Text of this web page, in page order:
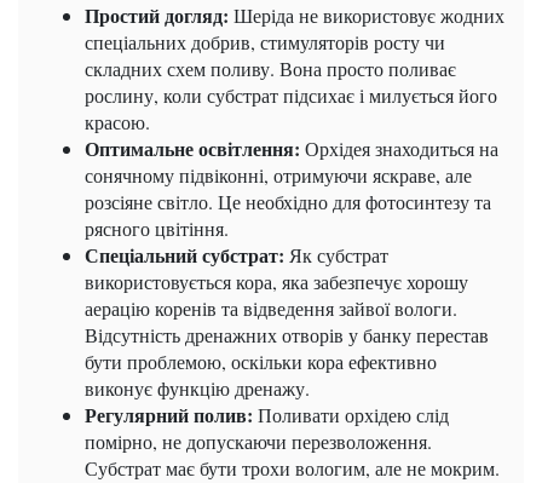
Простий догляд: Шеріда не використовує жодних
спеціальних добрив, стимуляторів росту чи
складних схем поливу. Вона просто поливає
рослину, коли субстрат підсихає і милується його
красою.
Оптимальне освітлення: Орхідея знаходиться на
сонячному підвіконні, отримуючи яскраве, але
розсіяне світло. Це необхідно для фотосинтезу та
рясного цвітіння.
Спеціальний субстрат: Як субстрат
використовується кора, яка забезпечує хорошу
аерацію коренів та відведення зайвої вологи.
Відсутність дренажних отворів у банку перестав
бути проблемою, оскільки кора ефективно
виконує функцію дренажу.
Регулярний полив: Поливати орхідею слід
помірно, не допускаючи перезволоження.
Субстрат має бути трохи вологим, але не мокрим.